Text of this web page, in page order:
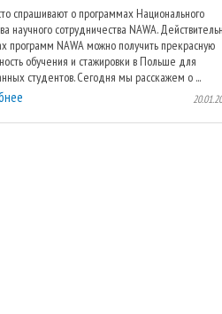
спрашивают о программах Национального
научного сотрудничества NAWA.
программ NAWA можно получить прекрасную
обучения и стажировки в Польше для
студентов. Сегодня мы расскажем о ...